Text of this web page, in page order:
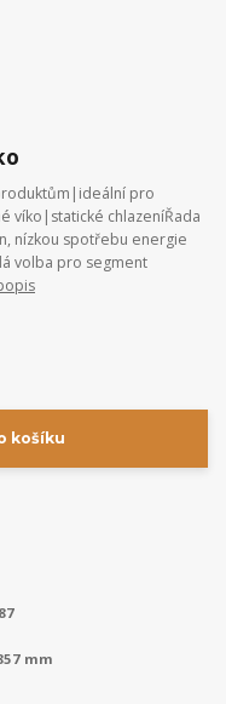
pro
víko|statické chlazeníŘada
nízkou spotřebu energie
volba pro segment
košíku
mm